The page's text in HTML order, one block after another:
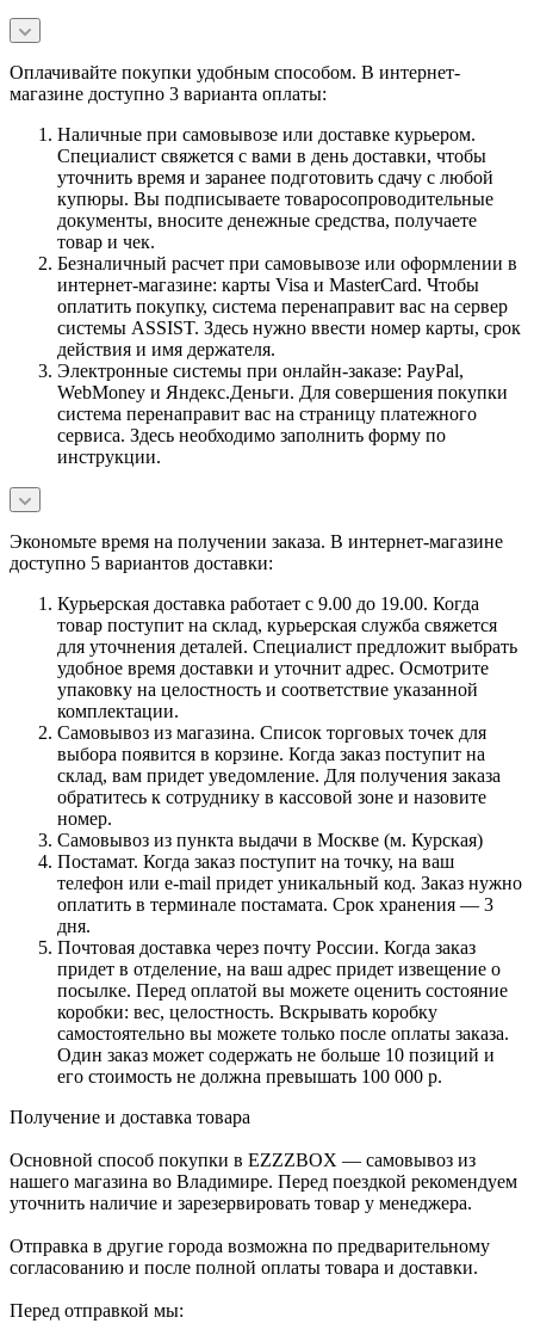
Оплачивайте покупки удобным способом. В интернет-
магазине доступно 3 варианта оплаты:
Наличные при самовывозе или доставке курьером.
Специалист свяжется с вами в день доставки, чтобы
уточнить время и заранее подготовить сдачу с любой
купюры. Вы подписываете товаросопроводительные
документы, вносите денежные средства, получаете
товар и чек.
Безналичный расчет при самовывозе или оформлении в
интернет-магазине: карты Visa и MasterCard. Чтобы
оплатить покупку, система перенаправит вас на сервер
системы ASSIST. Здесь нужно ввести номер карты, срок
действия и имя держателя.
Электронные системы при онлайн-заказе: PayPal,
WebMoney и Яндекс.Деньги. Для совершения покупки
система перенаправит вас на страницу платежного
сервиса. Здесь необходимо заполнить форму по
инструкции.
Экономьте время на получении заказа. В интернет-магазине
доступно 5 вариантов доставки:
Курьерская доставка работает с 9.00 до 19.00. Когда
товар поступит на склад, курьерская служба свяжется
для уточнения деталей. Специалист предложит выбрать
удобное время доставки и уточнит адрес. Осмотрите
упаковку на целостность и соответствие указанной
комплектации.
Самовывоз из магазина. Список торговых точек для
выбора появится в корзине. Когда заказ поступит на
склад, вам придет уведомление. Для получения заказа
обратитесь к сотруднику в кассовой зоне и назовите
номер.
Самовывоз из пункта выдачи в Москве (м. Курская)
Постамат. Когда заказ поступит на точку, на ваш
телефон или e-mail придет уникальный код. Заказ нужно
оплатить в терминале постамата. Срок хранения — 3
дня.
Почтовая доставка через почту России. Когда заказ
придет в отделение, на ваш адрес придет извещение о
посылке. Перед оплатой вы можете оценить состояние
коробки: вес, целостность. Вскрывать коробку
самостоятельно вы можете только после оплаты заказа.
Один заказ может содержать не больше 10 позиций и
его стоимость не должна превышать 100 000 р.
Получение и доставка товара
Основной способ покупки в EZZZBOX — самовывоз из
нашего магазина во Владимире. Перед поездкой рекомендуем
уточнить наличие и зарезервировать товар у менеджера.
Отправка в другие города возможна по предварительному
согласованию и после полной оплаты товара и доставки.
Перед отправкой мы: